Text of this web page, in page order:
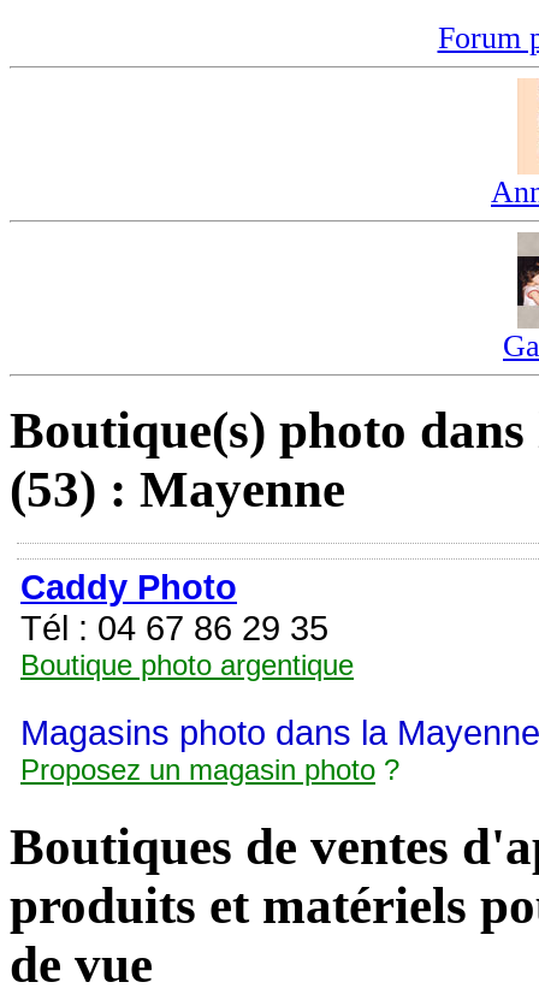
Forum
Boutique(s) photo
(53) : Mayenne
Caddy Photo
Tél : 04 67 86 29 35
Boutique photo argentique
Magasins photo dans la
Proposez un magasin photo ?
Boutiques de ventes
produits et matériels
de vue